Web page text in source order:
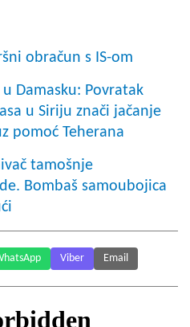
obračun s IS-om
Damasku: Povratak
u Siriju znači jačanje
pomoć Teherana
tamošnje
Bombaš samoubojica
Viber Email